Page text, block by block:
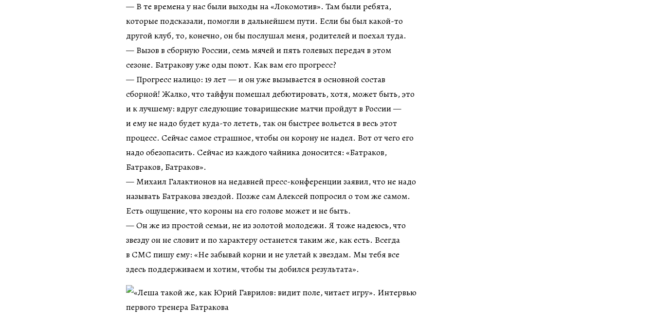
— В те времена у нас были выходы на «Локомотив». Там были ребята,
которые подсказали, помогли в дальнейшем пути. Если бы был какой-то
другой клуб, то, конечно, он бы послушал меня, родителей и поехал туда.
— Вызов в сборную России, семь мячей и пять голевых передач в этом
сезоне. Батракову уже оды поют. Как вам его прогресс?
— Прогресс налицо: 19 лет — и он уже вызывается в основной состав
сборной! Жалко, что тайфун помешал дебютировать, хотя, может быть, это
и к лучшему: вдруг следующие товарищеские матчи пройдут в России —
и ему не надо будет куда-то лететь, так он быстрее вольется в весь этот
процесс. Сейчас самое страшное, чтобы он корону не надел. Вот от чего его
надо обезопасить. Сейчас из каждого чайника доносится: «Батраков,
Батраков, Батраков».
— Михаил Галактионов на недавней пресс-конференции заявил, что не надо
называть Батракова звездой. Позже сам Алексей попросил о том же самом.
Есть ощущение, что короны на его голове может и не быть.
— Он же из простой семьи, не из золотой молодежи. Я тоже надеюсь, что
звезду он не словит и по характеру останется таким же, как есть. Всегда
в СМС пишу ему: «Не забывай корни и не улетай к звездам. Мы тебя все
здесь поддерживаем и хотим, чтобы ты добился результата».